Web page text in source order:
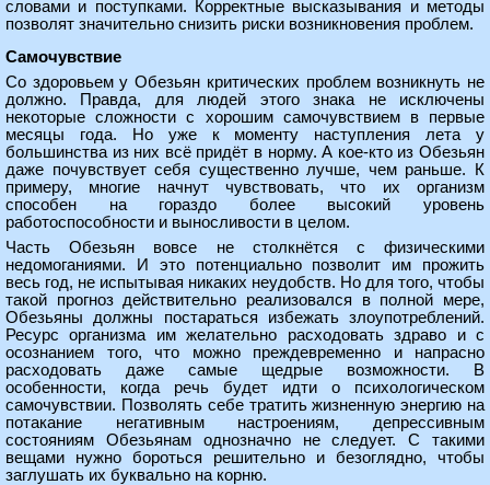
словами и поступками. Корректные высказывания и методы
позволят значительно снизить риски возникновения проблем.
Самочувствие
Со здоровьем у Обезьян критических проблем возникнуть не
должно. Правда, для людей этого знака не исключены
некоторые сложности с хорошим самочувствием в первые
месяцы года. Но уже к моменту наступления лета у
большинства из них всё придёт в норму. А кое-кто из Обезьян
даже почувствует себя существенно лучше, чем раньше. К
примеру, многие начнут чувствовать, что их организм
способен на гораздо более высокий уровень
работоспособности и выносливости в целом.
Часть Обезьян вовсе не столкнётся с физическими
недомоганиями. И это потенциально позволит им прожить
весь год, не испытывая никаких неудобств. Но для того, чтобы
такой прогноз действительно реализовался в полной мере,
Обезьяны должны постараться избежать злоупотреблений.
Ресурс организма им желательно расходовать здраво и с
осознанием того, что можно преждевременно и напрасно
расходовать даже самые щедрые возможности. В
особенности, когда речь будет идти о психологическом
самочувствии. Позволять себе тратить жизненную энергию на
потакание негативным настроениям, депрессивным
состояниям Обезьянам однозначно не следует. С такими
вещами нужно бороться решительно и безоглядно, чтобы
заглушать их буквально на корню.